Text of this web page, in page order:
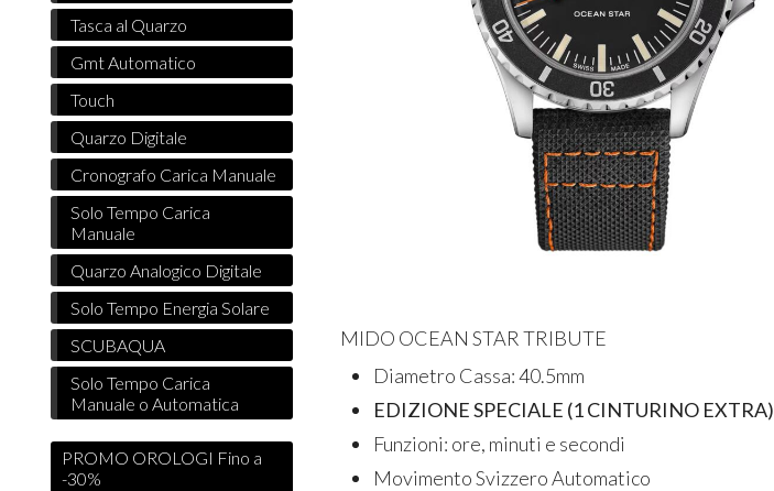
MIDO OCEAN STAR TRIBUTE
Diametro Cassa: 40.5mm
EDIZIONE SPECIALE (1 CINTURINO EXTRA)
Funzioni: ore, minuti e secondi
Movimento Svizzero Automatico
Tasca al Quarzo
Gmt Automatico
Touch
Quarzo Digitale
Cronografo Carica Manuale
Solo Tempo Carica
Manuale
Quarzo Analogico Digitale
Solo Tempo Energia Solare
SCUBAQUA
Solo Tempo Carica
Manuale o Automatica
PROMO OROLOGI Fino a
-30%